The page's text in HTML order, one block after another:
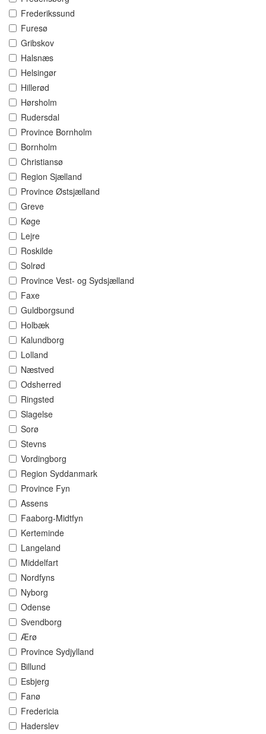
Frederikssund
Furesø
Gribskov
Halsnæs
Helsingør
Hillerød
Hørsholm
Rudersdal
Province Bornholm
Bornholm
Christiansø
Region Sjælland
Province Østsjælland
Greve
Køge
Lejre
Roskilde
Solrød
Province Vest- og Sydsjælland
Faxe
Guldborgsund
Holbæk
Kalundborg
Lolland
Næstved
Odsherred
Ringsted
Slagelse
Sorø
Stevns
Vordingborg
Region Syddanmark
Province Fyn
Assens
Faaborg-Midtfyn
Kerteminde
Langeland
Middelfart
Nordfyns
Nyborg
Odense
Svendborg
Ærø
Province Sydjylland
Billund
Esbjerg
Fanø
Fredericia
Haderslev